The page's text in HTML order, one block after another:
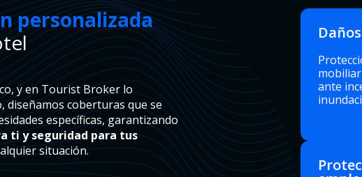
personalizada
y en Tourist Broker lo
diseñamos coberturas que se
específicas, garantizando
ti y seguridad para tus
situación.
ante